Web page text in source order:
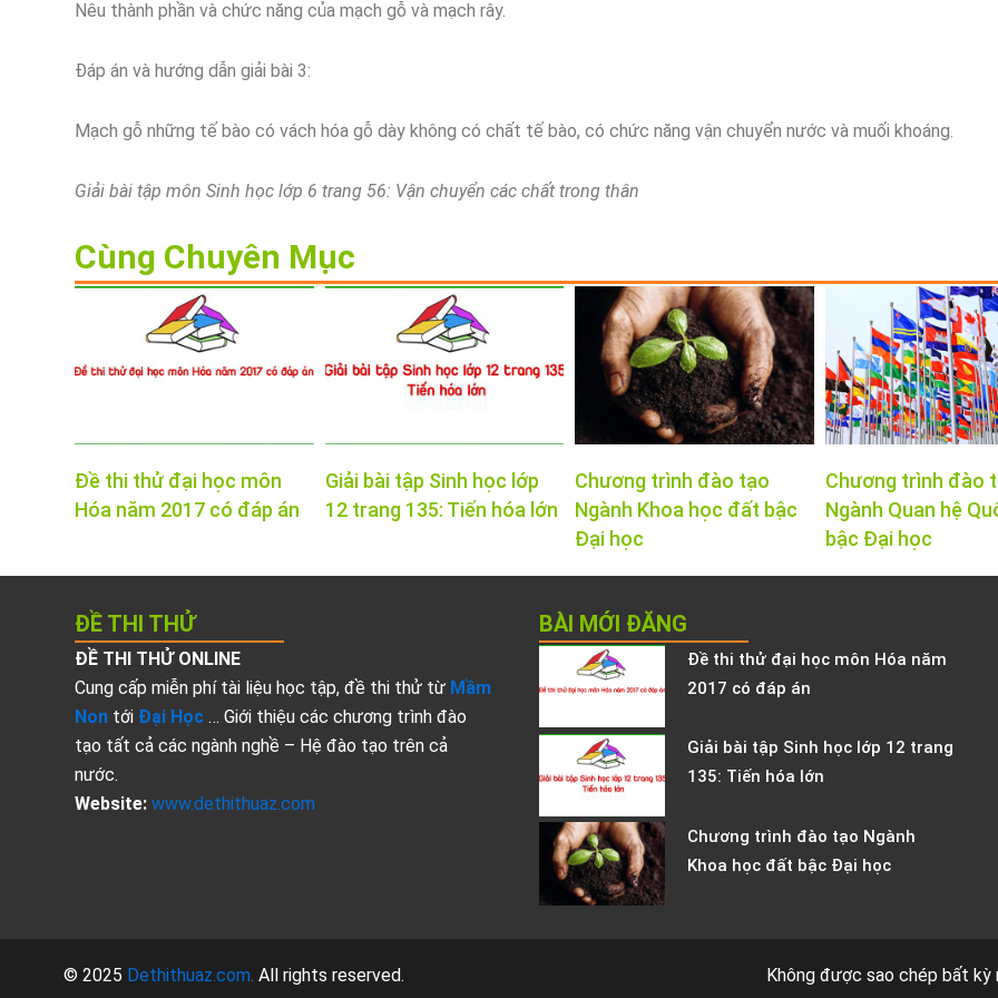
Nêu thành phần và chức năng của mạch gỗ và mạch rây.
Đáp án và hướng dẫn giải bài 3:
Mạch gỗ những tế bào có vách hóa gỗ dày không có chất tế bào, có chức năng vận chuyển nước và muối khoáng.
Giải bài tập môn Sinh học lớp 6 trang 56: Vận chuyển các chất trong thân
Cùng Chuyên Mục
Đề thi thử đại học môn
Hóa năm 2017 có đáp án
Giải bài tập Sinh học lớp
12 trang 135: Tiến hóa lớn
Chương trình đào tạo
Ngành Khoa học đất bậc
Đại học
Chương trình đào
Ngành Quan hệ
bậc Đại học
ĐỀ THI THỬ
ĐỀ THI THỬ ONLINE
Cung cấp miễn phí tài liệu học tập, đề thi thử từ Mầm
Non tới Đại Học … Giới thiệu các chương trình đào
tạo tất cả các ngành nghề – Hệ đào tạo trên cả
nước.
Website: www.dethithuaz.com
BÀI MỚI ĐĂNG
Đề thi thử đại học môn Hóa năm
2017 có đáp án
Giải bài tập Sinh học lớp 12 trang
135: Tiến hóa lớn
Chương trình đào tạo Ngành
Khoa học đất bậc Đại học
© 2025 Dethithuaz.com All rights reserved. Không được sao chép bất